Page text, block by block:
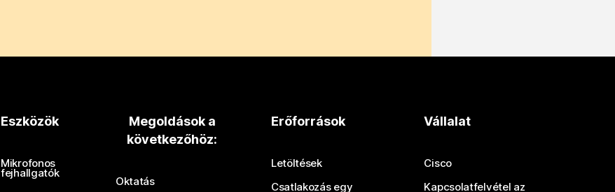
Eszközök
Mikrofonos
fejhallgatók
Megoldások a
következőhöz:
Oktatás
Erőforrások
Letöltések
Csatlakozás egy
Vállalat
Cisco
Kapcsolatfelvétel az